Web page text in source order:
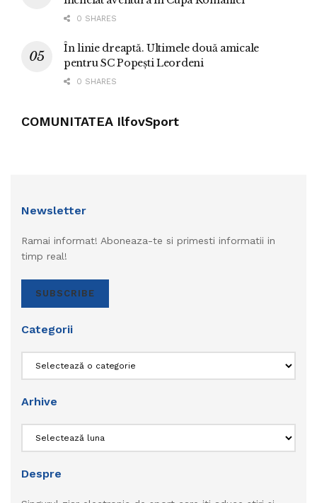
0 SHARES
În linie dreaptă. Ultimele două amicale
pentru SC Popești Leordeni
0 SHARES
COMUNITATEA IlfovSport
Newsletter
Ramai informat! Aboneaza-te si primesti informatii in
timp real!
SUBSCRIBE
Categorii
Arhive
Despre